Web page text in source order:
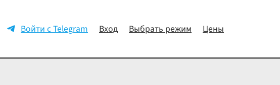
Войти с Telegram Вход Выбрать режим Цены